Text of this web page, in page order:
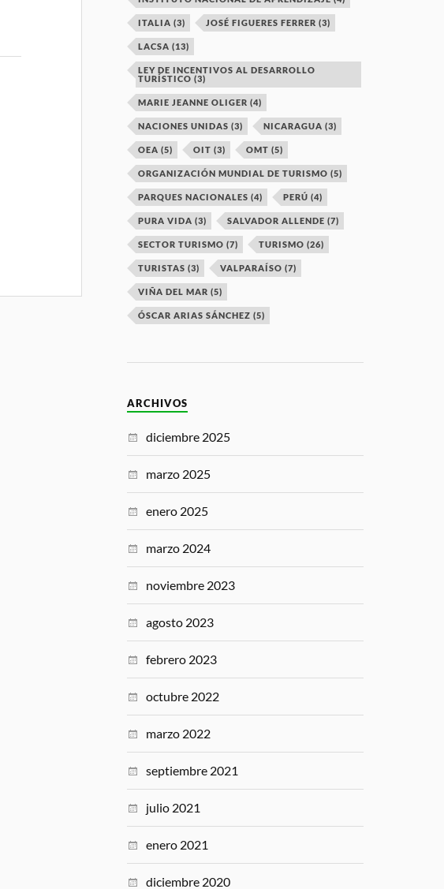
ITALIA (3) JOSÉ FIGUERES FERRER (3)
LACSA (13)
LEY DE INCENTIVOS AL DESARROLLO
TURÍSTICO (3)
MARIE JEANNE OLIGER (4)
NACIONES UNIDAS (3) NICARAGUA (3)
OEA (5) OIT (3) OMT (5)
ORGANIZACIÓN MUNDIAL DE TURISMO (5)
PARQUES NACIONALES (4) PERÚ (4)
PURA VIDA (3) SALVADOR ALLENDE (7)
SECTOR TURISMO (7) TURISMO (26)
TURISTAS (3) VALPARAÍSO (7)
VIÑA DEL MAR (5)
ÓSCAR ARIAS SÁNCHEZ (5)
ARCHIVOS
diciembre 2025
marzo 2025
enero 2025
marzo 2024
noviembre 2023
agosto 2023
febrero 2023
octubre 2022
marzo 2022
septiembre 2021
julio 2021
enero 2021
diciembre 2020